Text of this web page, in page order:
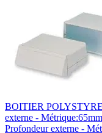
BOITIER
externe -
Profondeur externe -